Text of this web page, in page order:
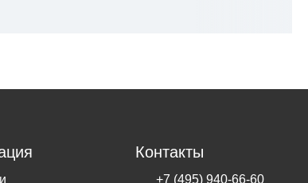
Контакты
+7 (495) 940-66-60